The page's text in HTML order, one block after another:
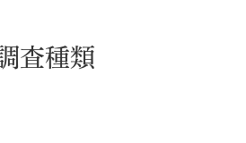
査種類